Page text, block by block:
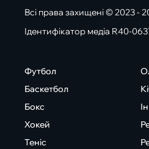
Всі права захищені © 2023 -
Ідентифікатор медіа R40-
Футбол
Баскетбол
Бокс
Хокей
Теніс